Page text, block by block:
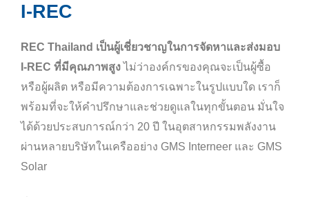
I-REC
REC Thailand เป็นผู้เชี่ยวชาญในการจัดหาและส่งมอบ
I-REC ที่มีคุณภาพสูงไม่ว่าองค์กรของคุณจะเป็นผู้ซื้อ
หรือผู้ผลิต หรือมีความต้องการเฉพาะในรูปแบบใด เราก็
พร้อมที่จะให้คำปรึกษาและช่วยดูแลในทุกขั้นตอน มั่นใจ
ได้ด้วยประสบการณ์กว่า 20 ปี ในอุตสาหกรรมพลังงาน
ผ่านหลายบริษัทในเครืออย่าง GMS Interneer และ GMS
Solar